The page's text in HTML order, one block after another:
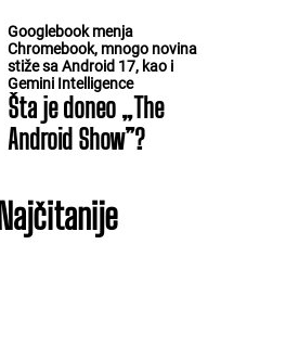
Googlebook menja
Chromebook, mnogo novina
stiže sa Android 17, kao i
Gemini Intelligence
Šta je doneo „The
Android Show”?
Najčitanije